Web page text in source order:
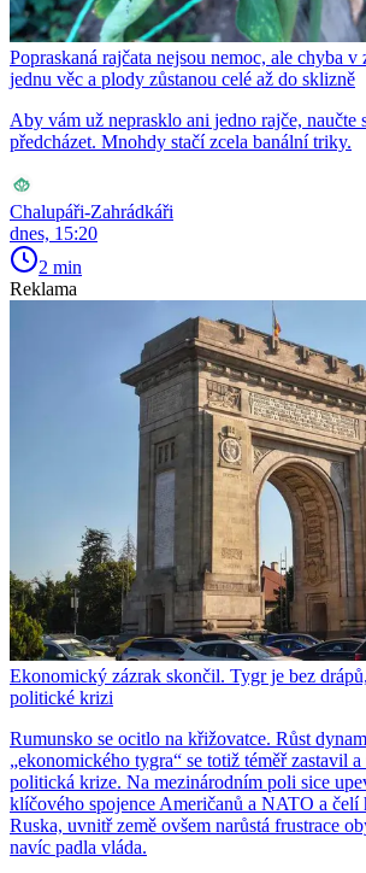
Popraskaná rajčata nejsou nemoc, ale chyba
jednu věc a plody zůstanou celé až do sklizně
Aby vám už neprasklo ani jedno rajče, naučte
předcházet. Mnohdy stačí zcela banální triky.
Chalupáři-Zahrádkáři
dnes, 15:20
2 min
Reklama
Ekonomický zázrak skončil. Tygr je bez
politické krizi
Rumunsko se ocitlo na křižovatce. Růst
„ekonomického tygra“ se totiž téměř zastavil
politická krize. Na mezinárodním poli sice
klíčového spojence Američanů a NATO a
Ruska, uvnitř země ovšem narůstá frustrace
navíc padla vláda.